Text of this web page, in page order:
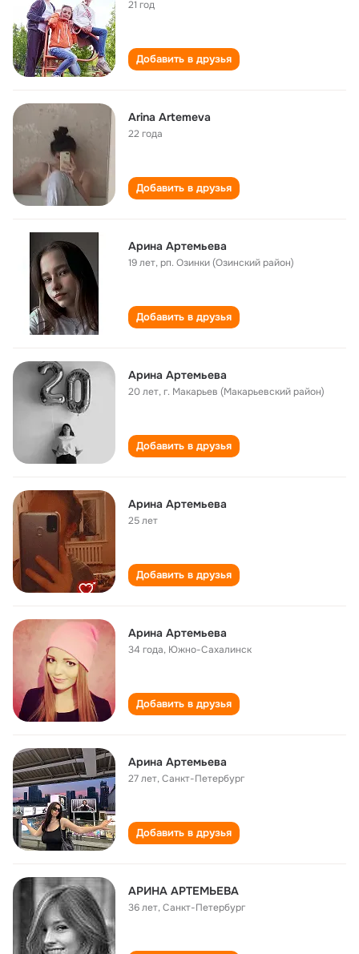
21 год
Добавить в друзья
Arina Artemeva
22 года
Добавить в друзья
Арина Артемьева
19 лет,рп. Озинки (Озинский район)
Добавить в друзья
Арина Артемьева
20 лет,г. Макарьев (Макарьевский район)
Добавить в друзья
Арина Артемьева
25 лет
Добавить в друзья
Арина Артемьева
34 года, Южно-Сахалинск
Добавить в друзья
Арина Артемьева
27 лет,Санкт-Петербург
Добавить в друзья
АРИНА АРТЕМЬЕВА
36 лет,Санкт-Петербург